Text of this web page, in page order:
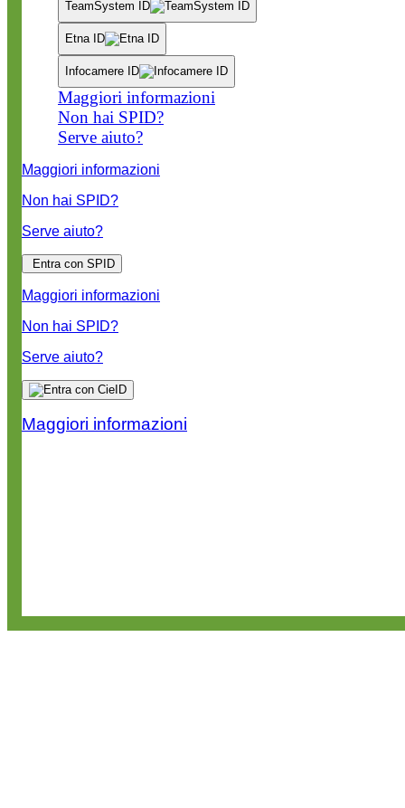
TeamSystem ID
Etna ID
Infocamere ID
Maggiori informazioni
Non hai SPID?
Serve aiuto?
Maggiori informazioni
Non hai SPID?
Serve aiuto?
Entra con SPID
Maggiori informazioni
Non hai SPID?
Serve aiuto?
Maggiori informazioni